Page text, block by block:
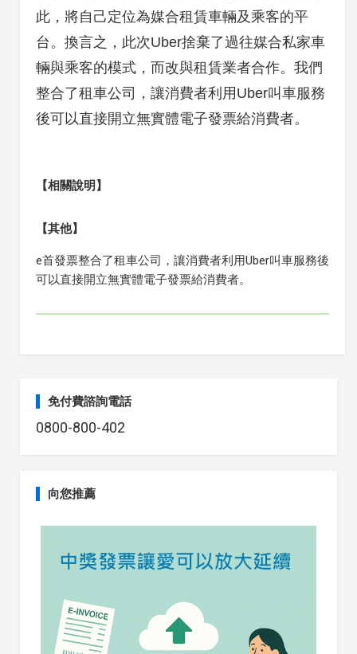
此，將自己定位為媒合租賃車輛及乘客的平
台。換言之，此次Uber捨棄了過往媒合私家車
輛與乘客的模式，而改與租賃業者合作。我們
整合了租車公司，讓消費者利用 Uber叫車服務
後可以直接開立無實體電子發票給消費者。
【相關說明】
【其他】
e首發票整合了租車公司，讓消費者利用Uber叫車服務後
可以直接開立無實體電子發票給消費者。
免付費諮詢電話
0800-800-402
向您推薦